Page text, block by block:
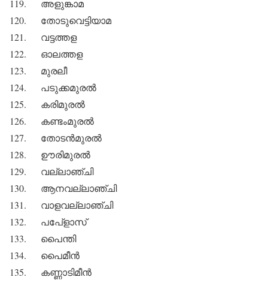
119. അളുങ്കാമ
120. തോടുവെട്ടിയാമ
121. വട്ടത്തള
122. ഓലത്തള
123. മുരലീ
124. പടുക്കമുരല്‍
125. കരിമുരല്‍
126. കണ്ടംമുരല്‍
127. തോടന്‍മുരല്‍
128. ഊരിമുരല്‍
129. വല്ലാഞ്ചി
130. ആനവല്ലാഞ്ചി
131. വാളവല്ലാഞ്ചി
132. പപേ്‌ളാസ്
133. പൈന്തി
134. പൈമീന്‍
135. കണ്ണാടിമീന്‍